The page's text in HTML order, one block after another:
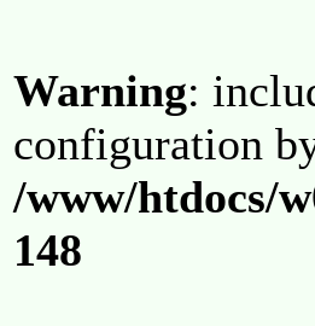
Warning:
configuration
/www/htdocs/
148